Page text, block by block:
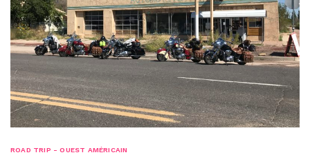
ROAD TRIP - OUEST AMÉRICAIN